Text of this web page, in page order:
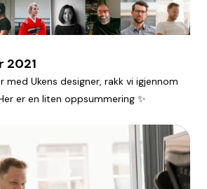
2021
med Ukens designer, rakk vi igjennom
er en liten oppsummering ✨